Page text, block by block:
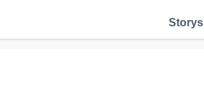
Storys